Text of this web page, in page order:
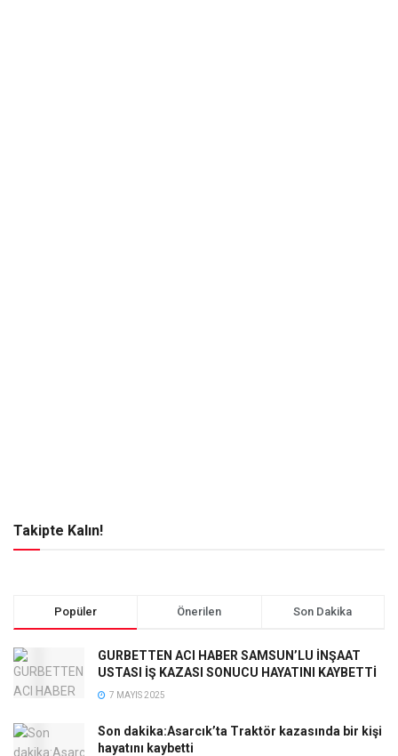
Takipte Kalın!
Popüler Önerilen Son Dakika
GURBETTEN ACI HABER SAMSUN’LU İNŞAAT
USTASI İŞ KAZASI SONUCU HAYATINI KAYBETTİ
7 MAYIS 2025
Son dakika:Asarcık’ta Traktör kazasında bir kişi
hayatını kaybetti